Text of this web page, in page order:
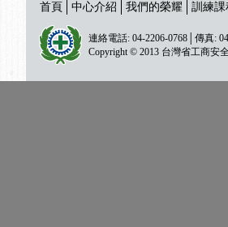
首頁 中心介紹 我們的榮耀 訓練課
連絡電話: 04-2206-0768│傳真:
Copyright © 2013 台灣省工商安